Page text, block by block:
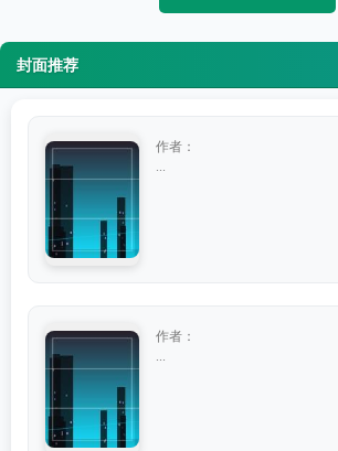
封面推荐
作者：
作者：